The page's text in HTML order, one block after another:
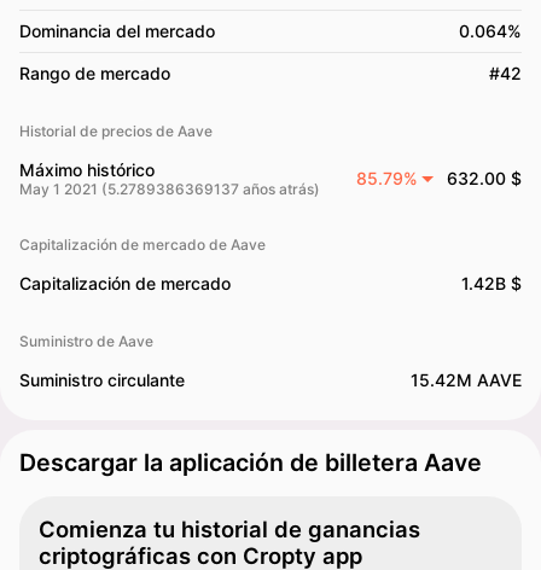
Dominancia del mercado 0.064%
Rango de mercado #42
Historial de precios de Aave
Máximo histórico
May 1 2021 (5.2789386369137 años atrás)
85.79% 632.00 $
Capitalización de mercado de Aave
Capitalización de mercado 1.42B $
Suministro de Aave
Suministro circulante 15.42M AAVE
Descargar la aplicación de billetera Aave
Comienza tu historial de ganancias
criptográficas con Cropty app